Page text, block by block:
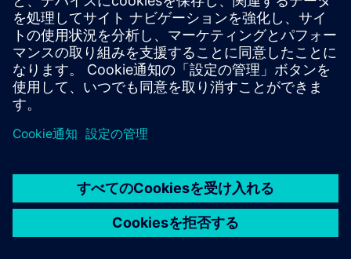
サポート・センター
ご意見・ご要望
違法コピーの連絡先
© Siemens2026
タル・ミレニアム著作権法 (DMCA)
内部通報